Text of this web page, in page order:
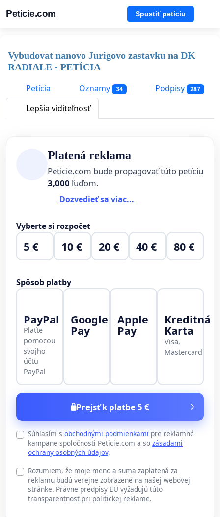
Peticie.com Spustiť petíciu
Vybudovat nanovo Jurigovo zastavku na DK
RADIALE - PETÍCIA
Petícia
Oznamy 34 Podpisy 287
Lepšia viditeľnosť
Platená reklama
Peticie.com bude propagovať túto petíciu
3,000 ľuďom.
Dozvedieť sa viac...
Vyberte si rozpočet
5 € 10 € 20 € 40 € 80 €
Spôsob platby
PayPal
Plaťte
pomocou
svojho
účtu
PayPal
Google
Pay
Apple
Pay
Kreditná
Karta
Visa,
Mastercard
Prejsť k platbe 5 €
Súhlasím s obchodnými podmienkami pre reklamné
kampane spoločnosti Peticie.com a so zásadami
ochrany osobných údajov.
Rozumiem, že moje meno a suma zaplatená za
reklamu budú verejne zobrazené na našej webovej
stránke. Právne predpisy EÚ vyžadujú túto
transparentnosť pri politickej reklame.